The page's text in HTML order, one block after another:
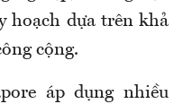
hoạch dựa trên khả
cộng.
áp dụng nhiều